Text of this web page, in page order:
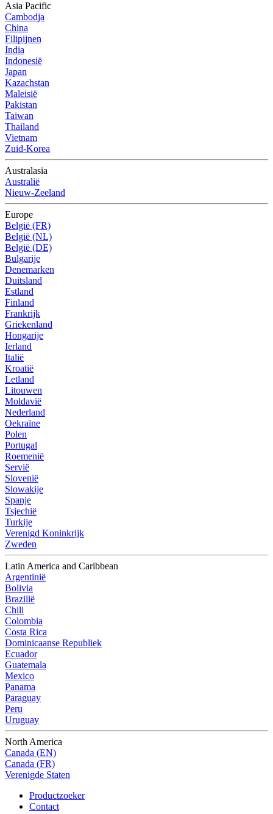
Asia Pacific
Cambodja
China
Filipijnen
India
Indonesië
Japan
Kazachstan
Maleisië
Pakistan
Taiwan
Thailand
Vietnam
Zuid-Korea
Australasia
Australië
Nieuw-Zeeland
Europe
België (FR)
België (NL)
België (DE)
Bulgarije
Denemarken
Duitsland
Estland
Finland
Frankrijk
Griekenland
Hongarije
Ierland
Italië
Kroatië
Letland
Litouwen
Moldavië
Nederland
Oekraïne
Polen
Portugal
Roemenië
Servië
Slovenië
Slowakije
Spanje
Tsjechië
Turkije
Verenigd Koninkrijk
Zweden
Latin America and Caribbean
Argentinië
Bolivia
Brazilië
Chili
Colombia
Costa Rica
Dominicaanse Republiek
Ecuador
Guatemala
Mexico
Panama
Paraguay
Peru
Uruguay
North America
Canada (EN)
Canada (FR)
Verenigde Staten
Productzoeker
Contact